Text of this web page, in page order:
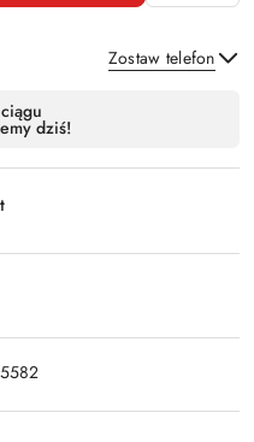
Zostaw telefon
dziś!